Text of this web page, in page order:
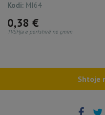
Kodi: MI64
0,38 €
TVSHja e përfshirë në çmim
Shtoje